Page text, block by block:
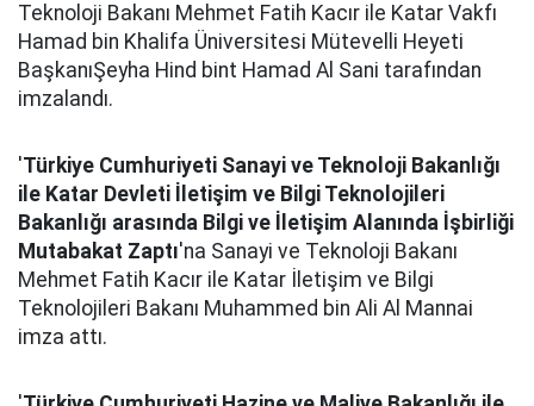
Teknoloji Bakanı Mehmet Fatih Kacır ile Katar Vakfı
Hamad bin Khalifa Üniversitesi Mütevelli Heyeti
BaşkanıŞeyha Hind bint Hamad Al Sani tarafından
imzalandı.
'Türkiye Cumhuriyeti Sanayi ve Teknoloji Bakanlığı
ile Katar Devleti İletişim ve Bilgi Teknolojileri
Bakanlığı arasında Bilgi ve İletişim Alanında İşbirliği
Mutabakat Zaptı'na Sanayi ve Teknoloji Bakanı
Mehmet Fatih Kacır ile Katar İletişim ve Bilgi
Teknolojileri Bakanı Muhammed bin Ali Al Mannai
imza attı.